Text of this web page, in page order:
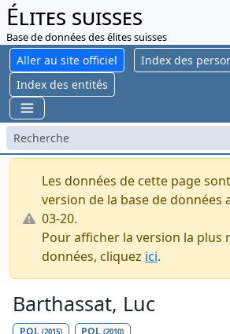
Élites suisses
Base de données des élites suisses
Aller au site officiel
Index des
Index des entités
Les données de cette page
version de la base de données
03-20.
Pour afficher la version la plus
données, cliquez ici.
Barthassat, Luc